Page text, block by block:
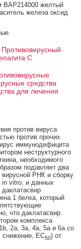
ВАР214000 желтый
железа оксид
Противовирусный
C
средства
для лечения
против вируса
против прочих
иммунодефицита
неструктурного
необходимого
подавляет два
вирусной РНК и сборку
in vitro, и данных
1 белка, который
что даклатасвир
комплекса
2а, 3а, 4а, 5а и 6а со
снижение, ЕС50) от